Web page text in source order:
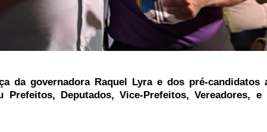
da governadora Raquel Lyra e dos pré-candidatos
Deputados, Vice-Prefeitos, Vereadores, e